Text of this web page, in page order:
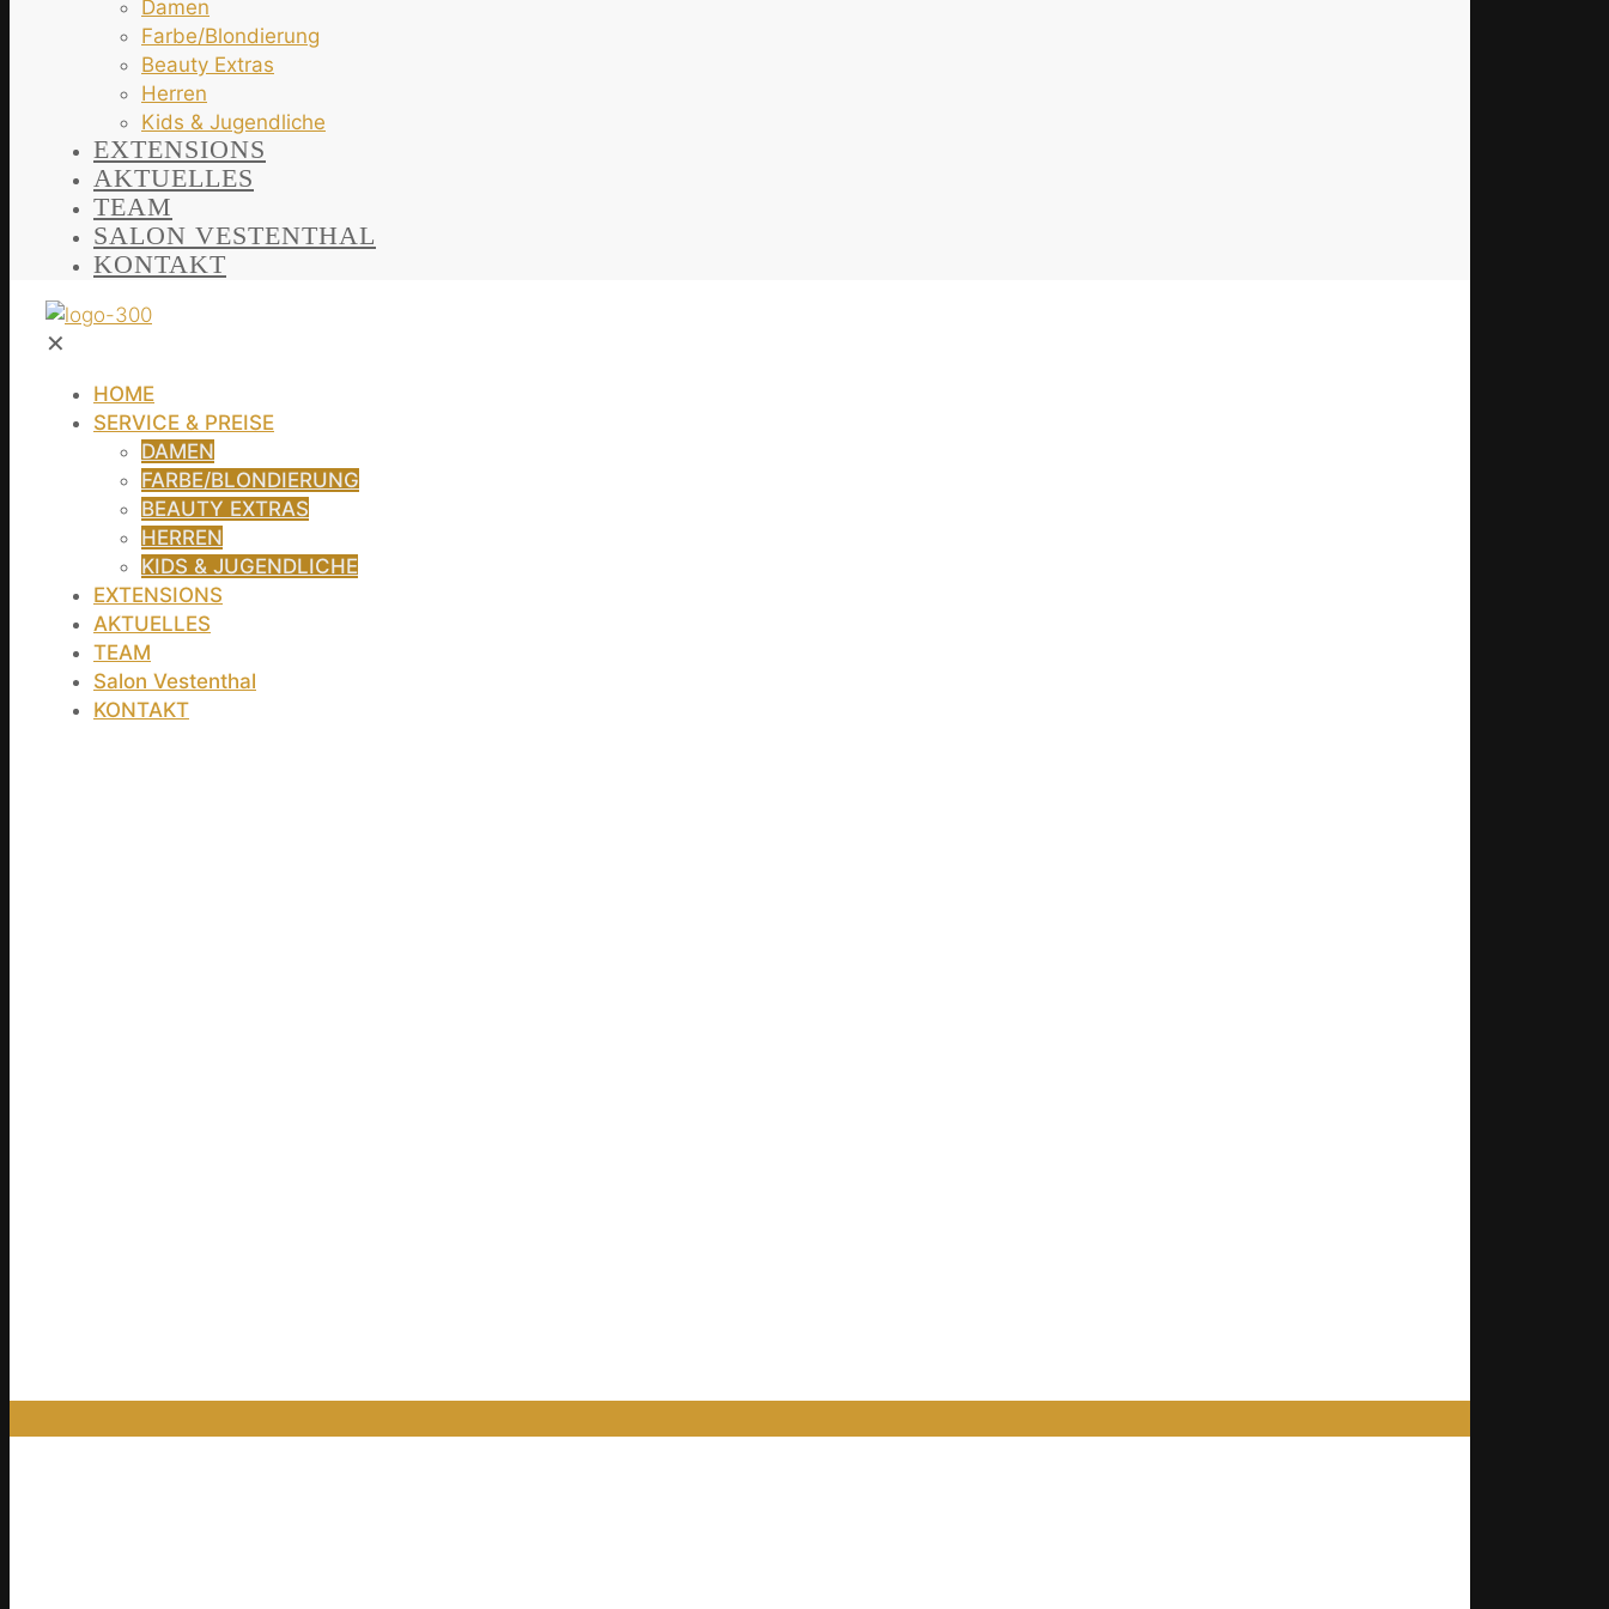
Damen
Farbe/Blondierung
Beauty Extras
Herren
Kids & Jugendliche
EXTENSIONS
AKTUELLES
TEAM
SALON VESTENTHAL
KONTAKT
✕
HOME
SERVICE & PREISE
DAMEN
FARBE/BLONDIERUNG
BEAUTY EXTRAS
HERREN
KIDS & JUGENDLICHE
EXTENSIONS
AKTUELLES
TEAM
Salon Vestenthal
KONTAKT